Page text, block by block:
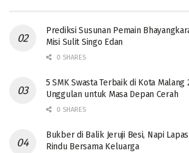
Prediksi Susunan Pemain
Misi Sulit Singo Edan
0 SHARES
5 SMK Swasta Terbaik di Kota Malang
Unggulan untuk Masa Depan Cerah
0 SHARES
Bukber di Balik Jeruji Besi, Napi
Rindu Bersama Keluarga